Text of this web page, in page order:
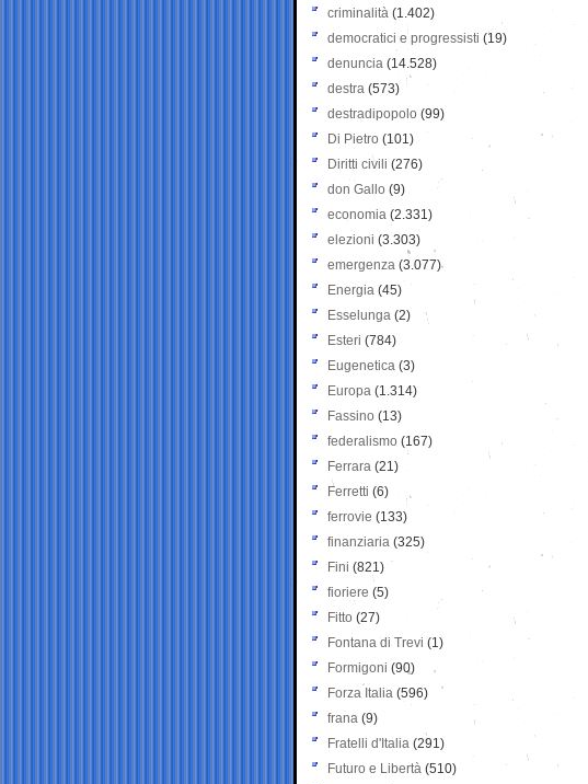
criminalità (1.402)
democratici e progressisti (19)
denuncia (14.528)
destra (573)
destradipopolo (99)
Di Pietro (101)
Diritti civili (276)
don Gallo (9)
economia (2.331)
elezioni (3.303)
emergenza (3.077)
Energia (45)
Esselunga (2)
Esteri (784)
Eugenetica (3)
Europa (1.314)
Fassino (13)
federalismo (167)
Ferrara (21)
Ferretti (6)
ferrovie (133)
finanziaria (325)
Fini (821)
fioriere (5)
Fitto (27)
Fontana di Trevi (1)
Formigoni (90)
Forza Italia (596)
frana (9)
Fratelli d'Italia (291)
Futuro e Libertà (510)